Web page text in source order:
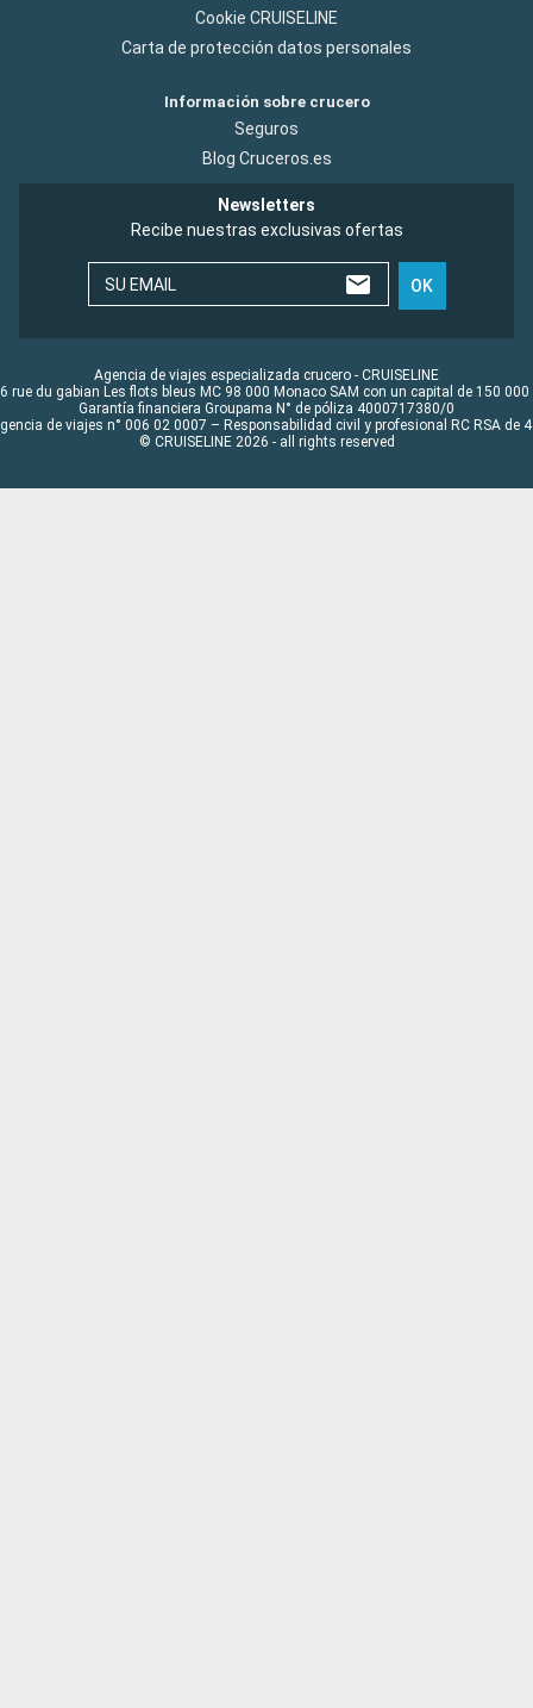
Cookie CRUISELINE
Carta de protección datos personales
Información sobre crucero
Seguros
Blog Cruceros.es
Newsletters
Recibe nuestras exclusivas ofertas
SU EMAIL OK
Agencia de viajes especializada crucero - CRUISELINE
rue du gabian Les flots bleus MC 98 000 Monaco SAM con un capital de 150 000
Garantía financiera Groupama N° de póliza 4000717380/0
de viajes n° 006 02 0007 – Responsabilidad civil y profesional RC RSA de
© CRUISELINE 2026 - all rights reserved